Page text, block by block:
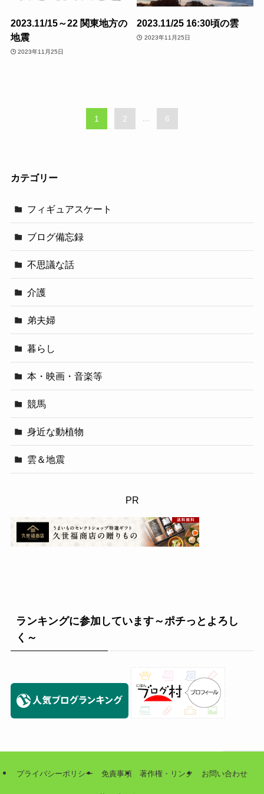
2023.11/15～22 関東地方の
地震
2023年11月25日
2023.11/25 16:30頃の雲
2023年11月25日
1 2 6
カテゴリー
フィギュアスケート
ブログ備忘録
不思議な話
介護
弟夫婦
暮らし
本・映画・音楽等
競馬
身近な動植物
雲＆地震
PR
ランキングに参加しています～ポチっとよろし
く～
プライバシーポリシー 免責事項 著作権・リンク お問い合わせ